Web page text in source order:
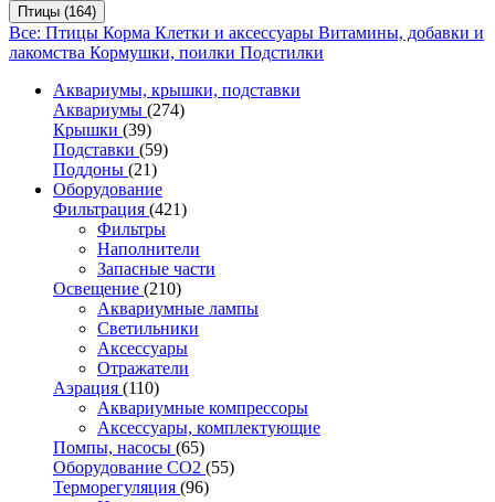
Птицы (164)
Все: Птицы Корма Клетки и аксессуары Витамины, добавки и
лакомства Кормушки, поилки Подстилки
Аквариумы, крышки, подставки
Аквариумы (274)
Крышки (39)
Подставки (59)
Поддоны (21)
Оборудование
Фильтрация (421)
Фильтры
Наполнители
Запасные части
Освещение (210)
Аквариумные лампы
Светильники
Аксессуары
Отражатели
Аэрация (110)
Аквариумные компрессоры
Аксессуары, комплектующие
Помпы, насосы (65)
Оборудование CO2 (55)
Терморегуляция (96)